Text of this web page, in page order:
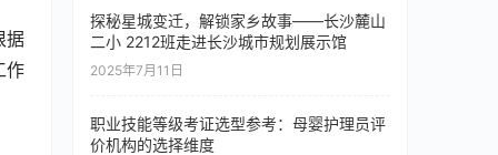
据
作
探秘星城变迁，解锁家乡故事——长沙麓山
二小 2212班走进长沙城市规划展示馆
2025年7月11日
职业技能等级考证选型参考：母婴护理员评
价机构的选择维度